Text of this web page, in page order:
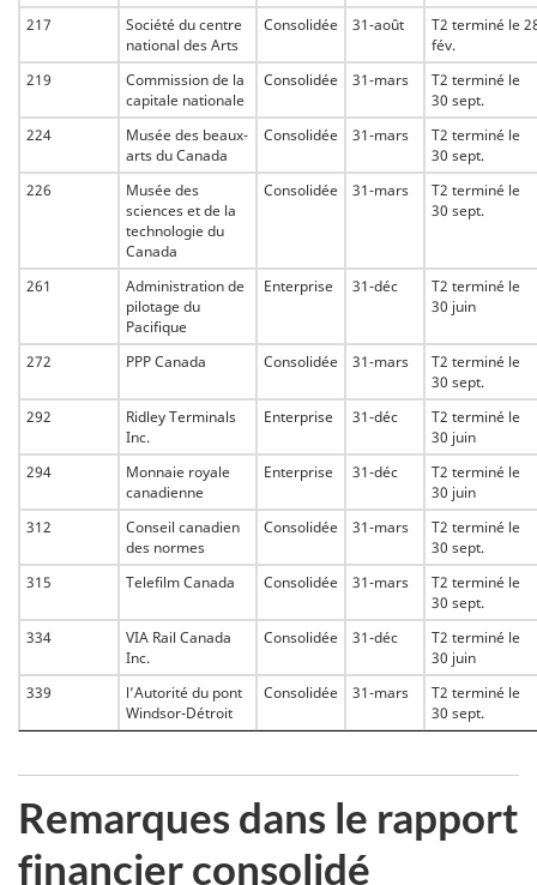
217
Société du centre
national des Arts
Consolidée 31-août
T2 terminé le
fév.
219
Commission de la
capitale nationale
Consolidée 31-mars
T2 terminé le
30 sept.
224
Musée des beaux-
arts du Canada
Consolidée 31-mars
T2 terminé le
30 sept.
226
Musée des
sciences et de la
technologie du
Canada
Consolidée 31-mars
T2 terminé le
30 sept.
261
Administration de
pilotage du
Pacifique
Enterprise 31-déc
T2 terminé le
30 juin
272 PPP Canada Consolidée 31-mars
T2 terminé le
30 sept.
292
Ridley Terminals
Inc.
Enterprise 31-déc
T2 terminé le
30 juin
294
Monnaie royale
canadienne
Enterprise 31-déc
T2 terminé le
30 juin
312
Conseil canadien
des normes
Consolidée 31-mars
T2 terminé le
30 sept.
315
Telefilm Canada Consolidée 31-mars
T2 terminé le
30 sept.
334
VIA Rail Canada
Inc.
Consolidée 31-déc
T2 terminé le
30 juin
339
l’Autorité du pont
Windsor-Détroit
Consolidée 31-mars
T2 terminé le
30 sept.
Remarques dans le rapport
financier consolidé